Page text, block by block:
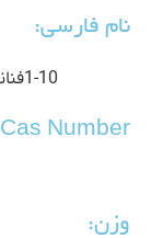
نام فارسی:
1-10فنانترولین مونوهیدرات اکستراپیور 99.9درصد
Cas Number:
وزن: